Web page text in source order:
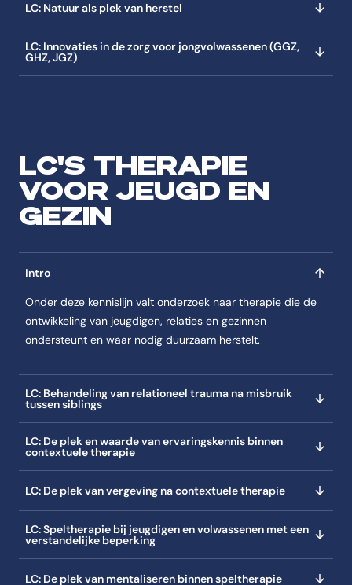
LC: Natuur als plek van herstel
LC: Innovaties in de zorg voor jongvolwassenen (GGZ,
GHZ, JGZ)
LC'S THERAPIE
VOOR JEUGD EN
GEZIN
Intro
Onder deze kennislijn valt onderzoek naar therapie die de
ontwikkeling van jeugdigen, relaties en gezinnen
ondersteunt en waar nodig duurzaam herstelt.
LC: Behandeling van relationeel trauma na misbruik
tussen siblings
LC: De plek en waarde van ervaringskennis binnen
contextuele therapie
LC: De plek van vergeving na contextuele therapie
LC: Speltherapie bij jeugdigen en volwassenen met een
verstandelijke beperking
LC: De plek van mentaliseren binnen speltherapie